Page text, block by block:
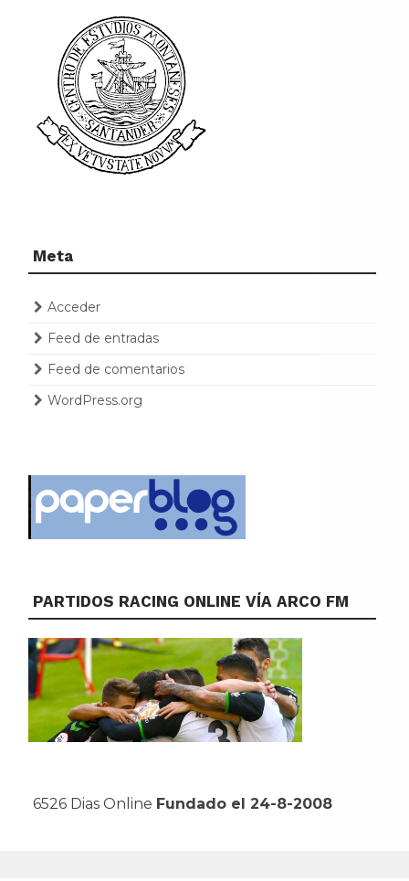
Meta
Acceder
Feed de entradas
Feed de comentarios
WordPress.org
PARTIDOS RACING ONLINE VÍA ARCO FM
6526 Dias Online Fundado el 24-8-2008